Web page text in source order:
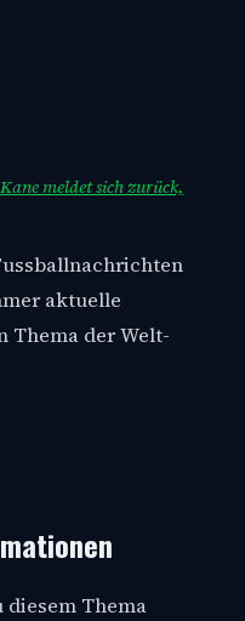
Kane meldet sich zurück,
aktuelle
Thema der Welt-
Thema